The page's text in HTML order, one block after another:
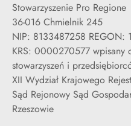
Stowarzyszenie Pro Regione
36-016 Chmielnik 245
NIP: 8133487258 REGON:
KRS: 0000270577 wpisany
stowarzyszeń i
XII Wydział Krajowego
Sąd Rejonowy Sąd
Rzeszowie